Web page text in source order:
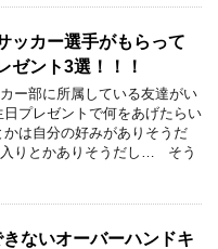
ッカー選手がもらって
ゼント3選！！！
ー部に所属している友達がい
日プレゼントで何をあげたらい
は自分の好みがありそうだ
入りとかありそうだし… そう
ないオーバーハンドキ